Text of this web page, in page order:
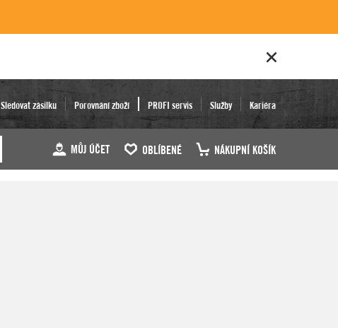
Sledovat zásilku Porovnání zboží PROFI servis Služby Kariéra
MŮJ ÚČET OBLÍBENÉ NÁKUPNÍ KOŠÍK